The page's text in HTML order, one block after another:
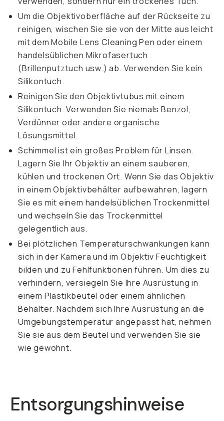
Um die Objektivoberfläche auf der Rückseite zu
reinigen, wischen Sie sie von der Mitte aus leicht
mit dem Mobile Lens Cleaning Pen oder einem
handelsüblichen Mikrofasertuch
(Brillenputztuch usw.) ab. Verwenden Sie kein
Silikontuch.
Reinigen Sie den Objektivtubus mit einem
Silikontuch. Verwenden Sie niemals Benzol,
Verdünner oder andere organische
Lösungsmittel.
Schimmel ist ein großes Problem für Linsen.
Lagern Sie Ihr Objektiv an einem sauberen,
kühlen und trockenen Ort. Wenn Sie das Objektiv
in einem Objektivbehälter aufbewahren, lagern
Sie es mit einem handelsüblichen Trockenmittel
und wechseln Sie das Trockenmittel
gelegentlich aus.
Bei plötzlichen Temperaturschwankungen kann
sich in der Kamera und im Objektiv Feuchtigkeit
bilden und zu Fehlfunktionen führen. Um dies zu
verhindern, versiegeln Sie Ihre Ausrüstung in
einem Plastikbeutel oder einem ähnlichen
Behälter. Nachdem sich Ihre Ausrüstung an die
Umgebungstemperatur angepasst hat, nehmen
Sie sie aus dem Beutel und verwenden Sie sie
wie gewohnt.
Entsorgungshinweise